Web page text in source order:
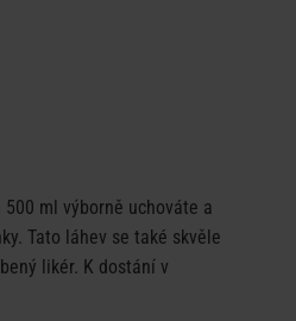
ml výborně uchováte a
Tato láhev se také skvěle
likér. K dostání v